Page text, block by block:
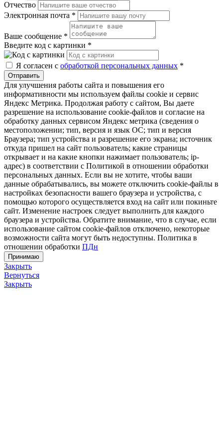
Отчество
Электронная почта *
Ваше сообщение *
Введите код с картинки *
Я согласен с обработкой персональных данных *
Отправить
Для улучшения работы сайта и повышения его
информативности мы используем файлы cookie и сервис
Яндекс Метрика. Продолжая работу с сайтом, Вы даете
разрешение на использование cookie-файлов и согласие на
обработку данных сервисом Яндекс метрика (сведения о
местоположении; тип, версия и язык ОС; тип и версия
Браузера; тип устройства и разрешение его экрана; источник
откуда пришел на сайт пользователь; какие страницы
открывает и на какие кнопки нажимает пользователь; ip-
адрес) в соответствии с Политикой в отношении обработки
персональных данных. Если вы не хотите, чтобы ваши
данные обрабатывались, вы можете отключить cookie-файлы в
настройках безопасности вашего браузера и устройства, с
помощью которого осуществляется вход на сайт или покиньте
сайт. Изменение настроек следует выполнить для каждого
браузера и устройства. Обратите внимание, что в случае, если
использование сайтом cookie-файлов отключено, некоторые
возможности сайта могут быть недоступны. Политика в
отношении обработки ПДн
Принимаю
Закрыть
Вернуться
Закрыть